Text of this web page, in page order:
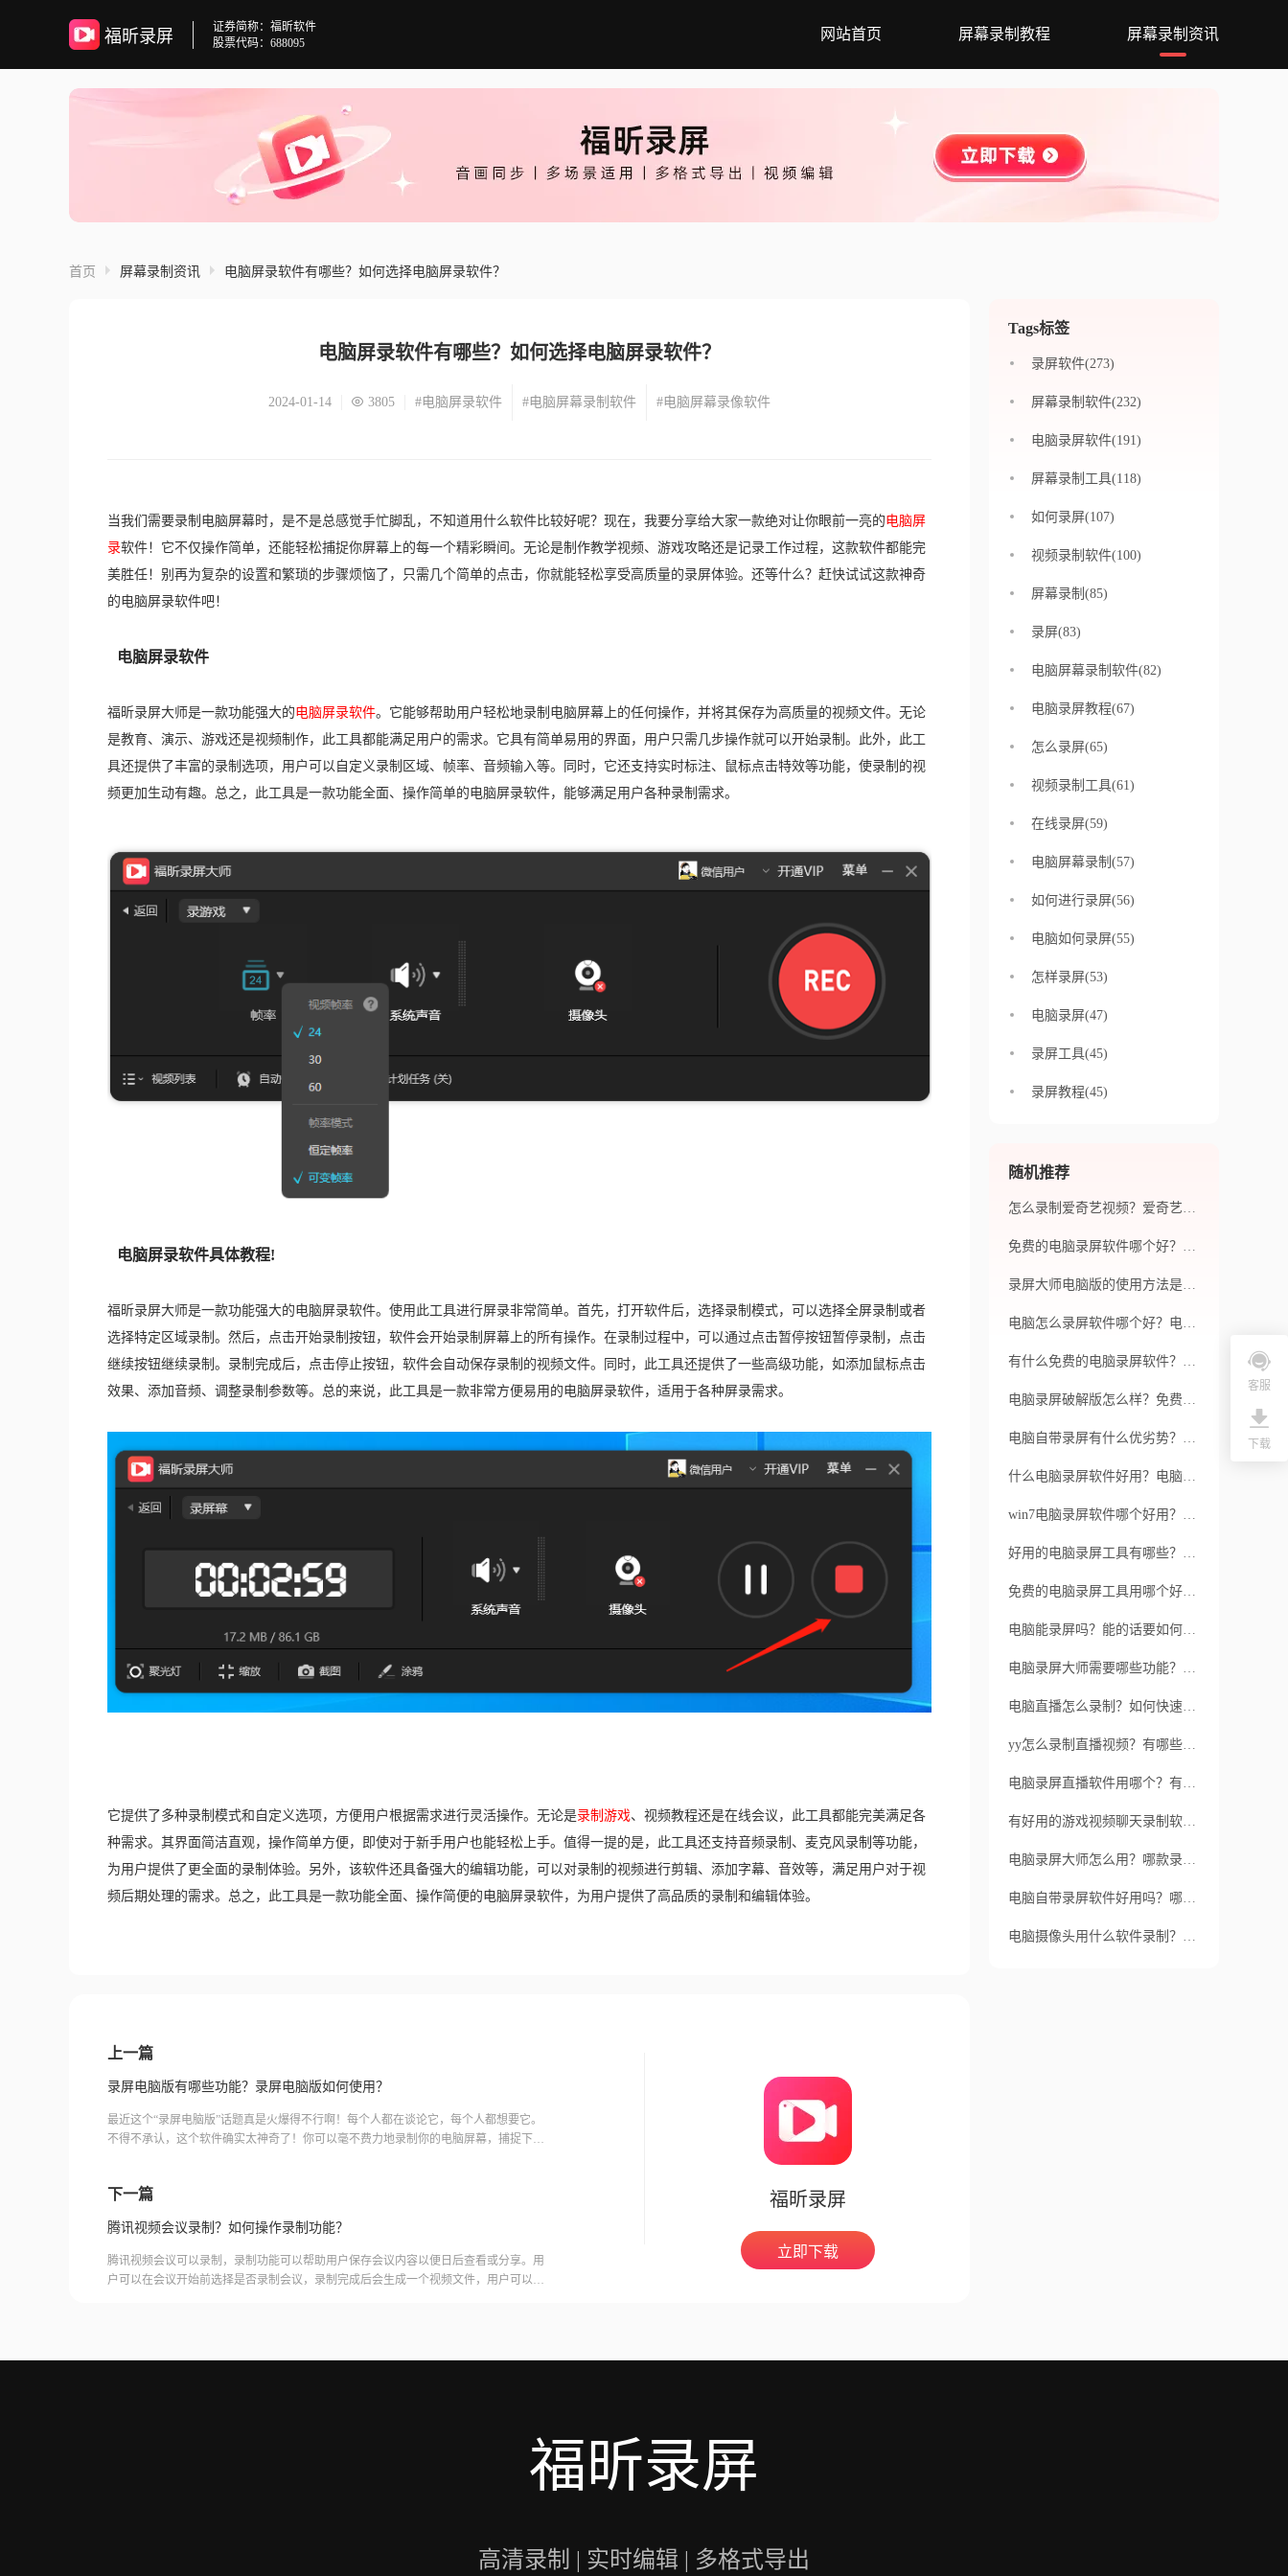
福昕录屏
证券简称：福昕软件
股票代码：688095
网站首页 屏幕录制教程 屏幕录制资讯
首页 屏幕录制资讯 电脑屏录软件有哪些？如何选择电脑屏录软件？
电脑屏录软件有哪些？如何选择电脑屏录软件？
2024-01-14 3805 #电脑屏录软件 #电脑屏幕录制软件 #电脑屏幕录像软件
当我们需要录制电脑屏幕时，是不是总感觉手忙脚乱，不知道用什么软件比较好呢？现在，我要分享给大家一款绝对让你眼前一亮的电脑屏
录软件！它不仅操作简单，还能轻松捕捉你屏幕上的每一个精彩瞬间。无论是制作教学视频、游戏攻略还是记录工作过程，这款软件都能完
美胜任！别再为复杂的设置和繁琐的步骤烦恼了，只需几个简单的点击，你就能轻松享受高质量的录屏体验。还等什么？赶快试试这款神奇
的电脑屏录软件吧！
电脑屏录软件
福昕录屏大师是一款功能强大的电脑屏录软件。它能够帮助用户轻松地录制电脑屏幕上的任何操作，并将其保存为高质量的视频文件。无论
是教育、演示、游戏还是视频制作，此工具都能满足用户的需求。它具有简单易用的界面，用户只需几步操作就可以开始录制。此外，此工
具还提供了丰富的录制选项，用户可以自定义录制区域、帧率、音频输入等。同时，它还支持实时标注、鼠标点击特效等功能，使录制的视
频更加生动有趣。总之，此工具是一款功能全面、操作简单的电脑屏录软件，能够满足用户各种录制需求。
电脑屏录软件具体教程!
福昕录屏大师是一款功能强大的电脑屏录软件。使用此工具进行屏录非常简单。首先，打开软件后，选择录制模式，可以选择全屏录制或者
选择特定区域录制。然后，点击开始录制按钮，软件会开始录制屏幕上的所有操作。在录制过程中，可以通过点击暂停按钮暂停录制，点击
继续按钮继续录制。录制完成后，点击停止按钮，软件会自动保存录制的视频文件。同时，此工具还提供了一些高级功能，如添加鼠标点击
效果、添加音频、调整录制参数等。总的来说，此工具是一款非常方便易用的电脑屏录软件，适用于各种屏录需求。
它提供了多种录制模式和自定义选项，方便用户根据需求进行灵活操作。无论是录制游戏、视频教程还是在线会议，此工具都能完美满足各
种需求。其界面简洁直观，操作简单方便，即使对于新手用户也能轻松上手。值得一提的是，此工具还支持音频录制、麦克风录制等功能，
为用户提供了更全面的录制体验。另外，该软件还具备强大的编辑功能，可以对录制的视频进行剪辑、添加字幕、音效等，满足用户对于视
频后期处理的需求。总之，此工具是一款功能全面、操作简便的电脑屏录软件，为用户提供了高品质的录制和编辑体验。
上一篇
录屏电脑版有哪些功能？录屏电脑版如何使用？
最近这个“录屏电脑版”话题真是火爆得不行啊！每个人都在谈论它，每个人都想要它。
不得不承认，这个软件确实太神奇了！你可以毫不费力地录制你的电脑屏幕，捕捉下那
以，如果你还没有尝试过这个“录屏电脑版”，那真是太可惜了！快来加入我们这个炙手
下一篇
腾讯视频会议录制？如何操作录制功能？
腾讯视频会议可以录制，录制功能可以帮助用户保存会议内容以便日后查看或分享。用
户可以在会议开始前选择是否录制会议，录制完成后会生成一个视频文件，用户可以在
福昕录屏
立即下载
Tags标签
录屏软件(273)
屏幕录制软件(232)
电脑录屏软件(191)
屏幕录制工具(118)
如何录屏(107)
视频录制软件(100)
屏幕录制(85)
录屏(83)
电脑屏幕录制软件(82)
电脑录屏教程(67)
怎么录屏(65)
视频录制工具(61)
在线录屏(59)
电脑屏幕录制(57)
如何进行录屏(56)
电脑如何录屏(55)
怎样录屏(53)
电脑录屏(47)
录屏工具(45)
录屏教程(45)
随机推荐
怎么录制爱奇艺视频？爱奇艺录屏怎么录？
免费的电脑录屏软件哪个好？电脑视频怎么录屏？
录屏大师电脑版的使用方法是什么？福昕录屏大师电脑版有哪些优势？
电脑怎么录屏软件哪个好？电脑怎么录屏？
有什么免费的电脑录屏软件？录制视频时屏幕闪烁如何解决？
电脑录屏破解版怎么样？免费的录屏软件是否真的可靠？
电脑自带录屏有什么优劣势？如何使用福昕录屏大师进行更高质量的录屏？
什么电脑录屏软件好用？电脑录屏软件如何录屏？
win7电脑录屏软件哪个好用？电脑录屏有什么技巧？
好用的电脑录屏工具有哪些？电脑录屏工具怎么使用？
免费的电脑录屏工具用哪个好？电脑录屏需注意哪些问题？
电脑能录屏吗？能的话要如何操作？
电脑录屏大师需要哪些功能？如何使用福昕录屏大师进行高质量的录屏？
电脑直播怎么录制？如何快速高效录制电脑直播视频？
yy怎么录制直播视频？有哪些好用的录屏工具？
电脑录屏直播软件用哪个？有哪些特色？
有好用的游戏视频聊天录制软件吗？录制游戏方法是什么？
电脑录屏大师怎么用？哪款录屏软件比较好用？
电脑自带录屏软件好用吗？哪些免费的录屏软件比较推荐？
电脑摄像头用什么软件录制？如何录制？
福昕录屏
高清录制 | 实时编辑 | 多格式导出
客服
下载